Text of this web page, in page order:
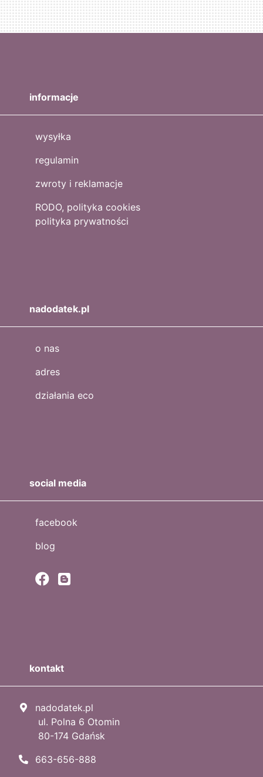
informacje
wysyłka
regulamin
zwroty i reklamacje
RODO, polityka cookies
polityka prywatności
nadodatek.pl
o nas
adres
działania eco
social media
facebook
blog
kontakt
nadodatek.pl
ul. Polna 6 Otomin
80-174 Gdańsk
663-656-888